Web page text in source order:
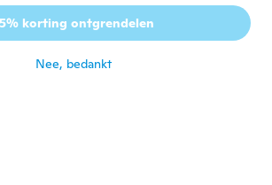
van 2013 · 1 beoordelingen
korting ontgrendelen
Nee, bedankt